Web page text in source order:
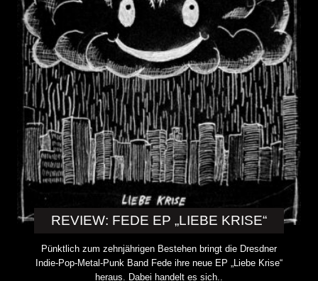
REVIEW: FEDE EP „LIEBE KRISE“
Pünktlich zum zehnjährigen Bestehen bringt die Dresdner
Indie-Pop-Metal-Punk Band Fede ihre neue EP „Liebe Krise“
heraus. Dabei handelt es sich..